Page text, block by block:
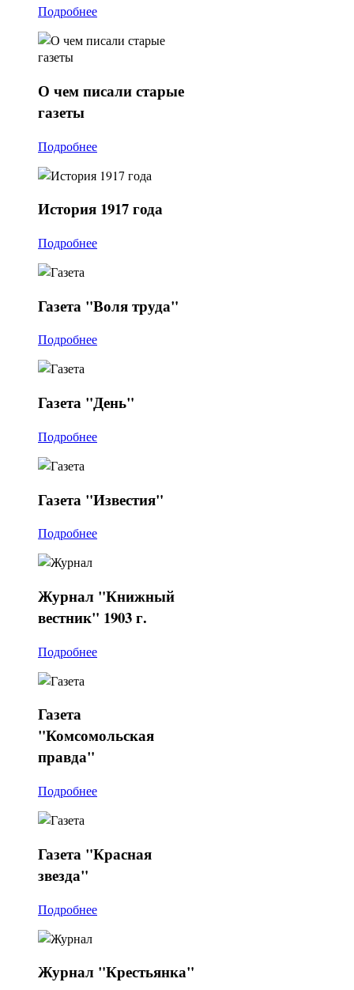
Подробнее
О чем писали старые
газеты
Подробнее
История 1917 года
Подробнее
Газета "Воля труда"
Подробнее
Газета "День"
Подробнее
Газета "Известия"
Подробнее
Журнал "Книжный
вестник" 1903 г.
Подробнее
Газета
"Комсомольская
правда"
Подробнее
Газета "Красная
звезда"
Подробнее
Журнал "Крестьянка"